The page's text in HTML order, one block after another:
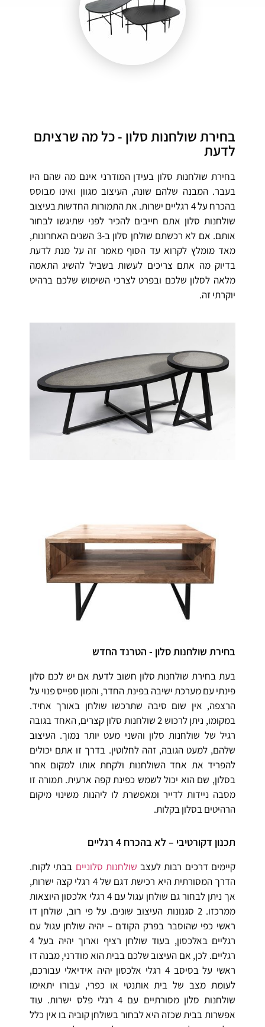
בחירת שולחנות סלון - כל מה שרציתם
לדעת
בחירת שולחנות סלון בעידן המודרני אינם מה שהם היו
בעבר. המבנה שלהם שונה, העיצוב מגוון ואינו מבוסס
בהכרח על 4 רגליים ישרות. את התמורות החדשות בעיצוב
שולחנות סלון אתם חייבים להכיר לפני שתיגשו לבחור
אותם. אם לא רכשתם שולחן סלון ב-3 השנים האחרונות,
מאד מומלץ לקרוא עד הסוף מאמר זה על מנת לדעת
בדיוק מה אתם צריכים לעשות בשביל להשיג התאמה
מלאה לסלון שלכם ובפרט לצרכי השימוש שלכם ברהיט
יוקרתי זה.
בחירת שולחנות סלון - הטרנד החדש
בעת בחירת שולחנות סלון חשוב לדעת אם יש לכם סלון
פינתי עם מערכת ישיבה בפינת החדר, והמון ספייס פנוי על
הרצפה, אין שום סיבה שתרכשו שולחן באורך אחיד.
במקומו, ניתן לרכוש 2 שולחנות סלון קצרים, האחד בגובה
רגיל של שולחנות סלון והשני מעט יותר נמוך. העיצוב
שלהם, למעט הגובה, זהה לחלוטין. בדרך זו אתם יכולים
להפריד את אחד השולחנות ולקחת אותו למקום אחר
בסלון, שם הוא יכול לשמש כפינת קפה ארעית. תמורה זו
מסבה ניידות לדייר ומאפשרת לו ליהנות משינוי מיקום
הרהיטים בסלון בקלות.
תכנון דקורטיבי – לא בהכרח 4 רגליים
קיימים דרכים רבות לעצב שולחנות סלוניים בבתי לקוח.
הדרך המסורתית היא רכישת דגם של 4 רגלי קצה ישרות,
אך ניתן לבחור גם שולחן עגול עם 4 רגלי אלכסון היוצאות
ממרכזו. 2 סגנונות העיצוב שונים. על פי רוב, שולחן דו
ראשי כפי שהוסבר בפרק הקודם – יהיה שולחן עגול עם
רגליים באלכסון, בעוד שולחן רציף וארוך יהיה בעל 4
רגליים. לכן, אם העיצוב שלכם בבית הוא מודרני, מבנה דו
ראשי על בסיסב 4 רגלי אלכסון יהיה אידיאלי עבורכם,
לעומת מצב של בית אותנטי או כפרי, עבורו יתאימו
שולחנות סלון מסורתיים עם 4 רגלי פלס ישרות. עוד
אפשרות בבית שכזה היא לבחור בשולחן קוביה בו אין כלל